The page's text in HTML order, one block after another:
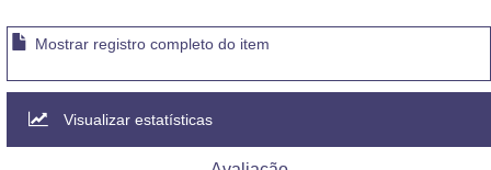
Mostrar registro completo do item
Visualizar estatísticas